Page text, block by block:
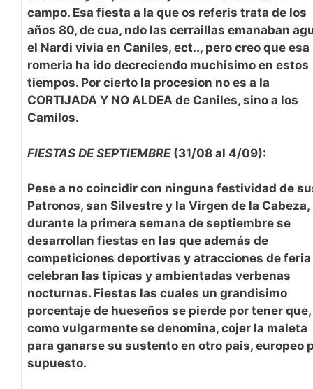
campo. Esa fiesta a la que os referis trata de los
años 80, de cua, ndo las cerraillas emanaban
el Nardi vivia en Caniles, ect.., pero creo que esa
romeria ha ido decreciendo muchisimo en estos
tiempos. Por cierto la procesion no es a la
CORTIJADA Y NO ALDEA de Caniles, sino a los
Camilos.
FIESTAS DE SEPTIEMBRE(31/08 al 4/09):
Pese a no coincidir con ninguna festividad de
Patronos, san Silvestre y la Virgen de la Cabeza,
durante la primera semana de septiembre se
desarrollan fiestas en las que además de
competiciones deportivas y atracciones de feria
celebran las típicas y ambientadas verbenas
nocturnas. Fiestas las cuales un grandisimo
porcentaje de hueseños se pierde por tener que,
como vulgarmente se denomina, cojer la maleta
para ganarse su sustento en otro pais, europeo
supuesto.